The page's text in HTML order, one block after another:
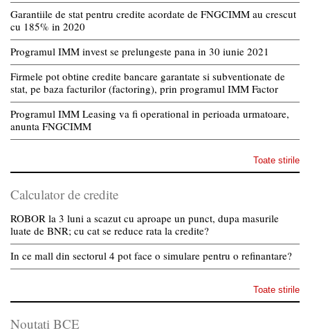
Garantiile de stat pentru credite acordate de FNGCIMM au crescut
cu 185% in 2020
Programul IMM invest se prelungeste pana in 30 iunie 2021
Firmele pot obtine credite bancare garantate si subventionate de
stat, pe baza facturilor (factoring), prin programul IMM Factor
Programul IMM Leasing va fi operational in perioada urmatoare,
anunta FNGCIMM
Toate stirile
Calculator de credite
ROBOR la 3 luni a scazut cu aproape un punct, dupa masurile
luate de BNR; cu cat se reduce rata la credite?
In ce mall din sectorul 4 pot face o simulare pentru o refinantare?
Toate stirile
Noutati BCE